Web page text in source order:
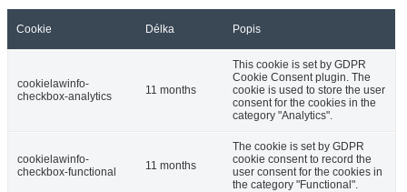
Cookie Délka Popis
cookielawinfo-
checkbox-analytics
11 months
This cookie is set by GDPR
Cookie Consent plugin. The
cookie is used to store the user
consent for the cookies in the
category "Analytics".
cookielawinfo-
checkbox-functional
11 months
The cookie is set by GDPR
cookie consent to record the
user consent for the cookies in
the category "Functional".